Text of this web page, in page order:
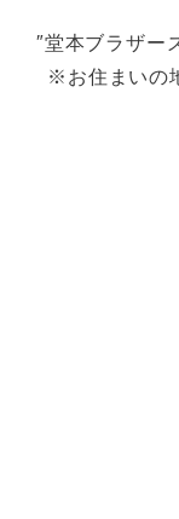
″堂本ブラザー
※お住まいの